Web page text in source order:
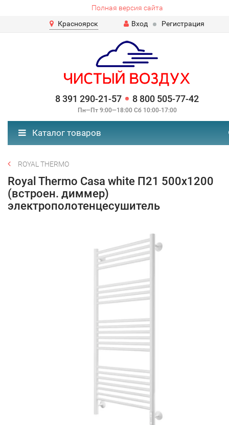
Полная версия сайта
Красноярск
Вход Регистрация
8 391 290-21-57 8 800 505-77-42
Пн—Пт 9:00—18:00 Сб 10:00-17:00
Каталог товаров
ROYAL THERMO
Royal Thermo Casa white П21 500х1200
(встроен. диммер)
электрополотенцесушитель